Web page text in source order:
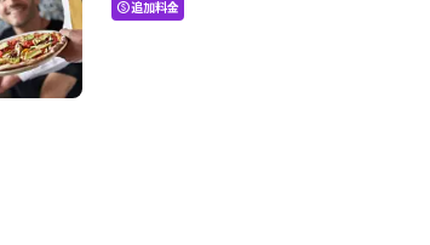
paid追加料金